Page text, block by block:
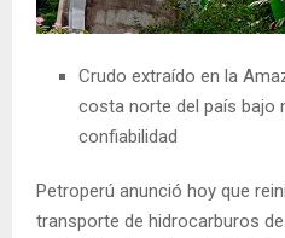
Crudo extraído en la
costa norte del país bajo
confiabilidad
Petroperú anunció hoy que
transporte de hidrocarburos